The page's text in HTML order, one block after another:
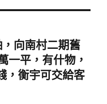
向南村二期舊
一平，有什物，
，衡宇可交給客